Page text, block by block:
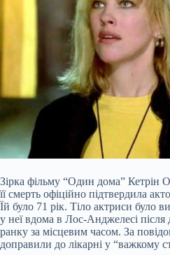
Зірка фільму “Один дома” Кетрін
її смерть офіційно підтвердила
Їй було 71 рік. Тіло актриси було
у неї вдома в Лос-Анджелесі
ранку за місцевим часом. За
доправили до лікарні у “важкому